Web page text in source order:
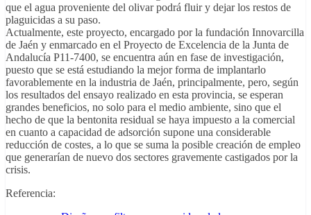
que el agua proveniente del olivar podrá fluir y dejar los restos de
plaguicidas a su paso.
Actualmente, este proyecto, encargado por la fundación Innovarcilla
de Jaén y enmarcado en el Proyecto de Excelencia de la Junta de
Andalucía P11-7400, se encuentra aún en fase de investigación,
puesto que se está estudiando la mejor forma de implantarlo
favorablemente en la industria de Jaén, principalmente, pero, según
los resultados del ensayo realizado en esta provincia, se esperan
grandes beneficios, no solo para el medio ambiente, sino que el
hecho de que la bentonita residual se haya impuesto a la comercial
en cuanto a capacidad de adsorción supone una considerable
reducción de costes, a lo que se suma la posible creación de empleo
que generarían de nuevo dos sectores gravemente castigados por la
crisis.
Referencia: